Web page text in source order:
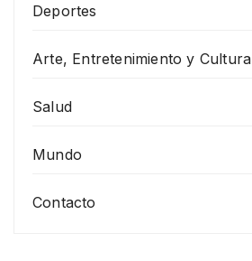
Deportes
Arte, Entretenimiento y Cultura
Salud
Mundo
Contacto